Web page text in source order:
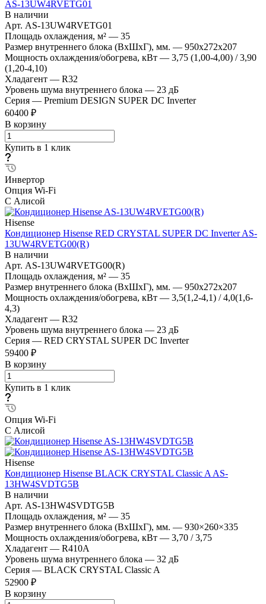
AS-13UW4RVETG01
В наличии
Арт. AS-13UW4RVETG01
Площадь охлаждения, м² — 35
Размер внутреннего блока (ВхШхГ), мм. — 950x272x207
Мощность охлаждения/обогрева, кВт — 3,75 (1,00-4,00) / 3,90
(1,20-4,10)
Хладагент — R32
Уровень шума внутреннего блока — 23 дБ
Серия — Premium DESIGN SUPER DC Inverter
60400 ₽
В корзину
Купить в 1 клик
Инвертор
Опция Wi-Fi
С Алисой
Hisense
Кондиционер Hisense RED CRYSTAL SUPER DC Inverter AS-
13UW4RVETG00(R)
В наличии
Арт. AS-13UW4RVETG00(R)
Площадь охлаждения, м² — 35
Размер внутреннего блока (ВхШхГ), мм. — 950x272x207
Мощность охлаждения/обогрева, кВт — 3,5(1,2-4,1) / 4,0(1,6-
4,3)
Хладагент — R32
Уровень шума внутреннего блока — 23 дБ
Серия — RED CRYSTAL SUPER DC Inverter
59400 ₽
В корзину
Купить в 1 клик
Опция Wi-Fi
С Алисой
Hisense
Кондиционер Hisense BLACK CRYSTAL Classic A AS-
13HW4SVDTG5В
В наличии
Арт. AS-13HW4SVDTG5В
Площадь охлаждения, м² — 35
Размер внутреннего блока (ВхШхГ), мм. — 930×260×335
Мощность охлаждения/обогрева, кВт — 3,70 / 3,75
Хладагент — R410A
Уровень шума внутреннего блока — 32 дБ
Серия — BLACK CRYSTAL Classic A
52900 ₽
В корзину